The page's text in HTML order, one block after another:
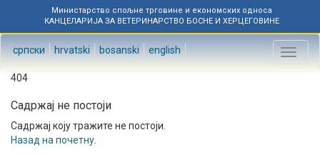
Министарство спољне трговине и економских односа
КАНЦЕЛАРИЈА ЗА ВЕТЕРИНАРСТВО БОСНЕ И ХЕРЦЕГОВИНЕ
српски hrvatski bosanski english
Toggle
404
Садржај не постоји
Садржај коју тражите не постоји.
Назад на почетну